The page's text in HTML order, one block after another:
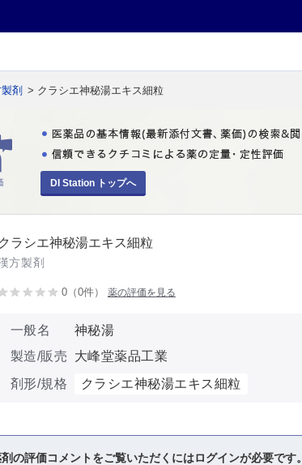
剤 > クラシエ神秘湯エキス細粒
DI Station トップへ
クラシエ神秘湯エキス細粒
方製剤
0（0件） 薬の評価を見る
一般名
神秘湯
製造/販売
大峰堂薬品工業
剤形/規格
クラシエ神秘湯エキス細粒
の評価コメントをご覧いただくにはログインが必要です。